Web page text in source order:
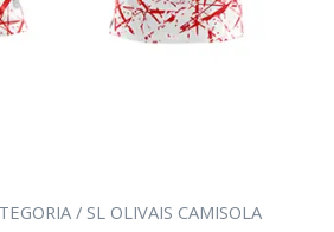
/ SL OLIVAIS CAMISOLA